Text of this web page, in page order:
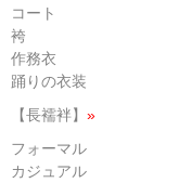
コート
袴
作務衣
踊りの衣装
【長襦袢】 »
フォーマル
カジュアル